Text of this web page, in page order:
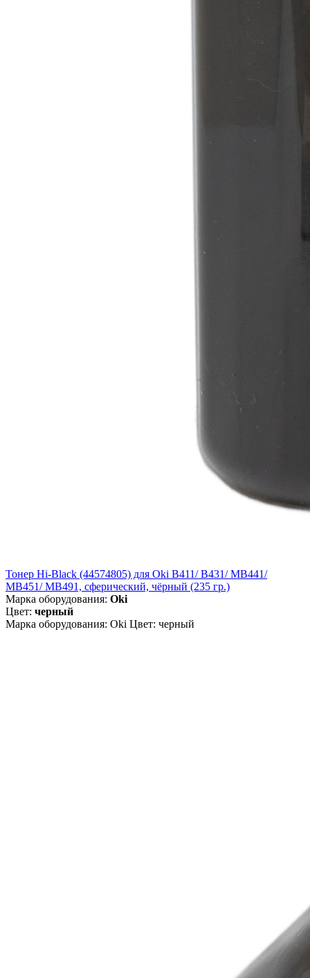
Тонер Hi-Black (44574805) для Oki B411/ B431/ MB441/
MB451/ MB491, сферический, чёрный (235 гр.)
Марка оборудования: Oki
Цвет: черный
Марка оборудования: Oki Цвет: черный